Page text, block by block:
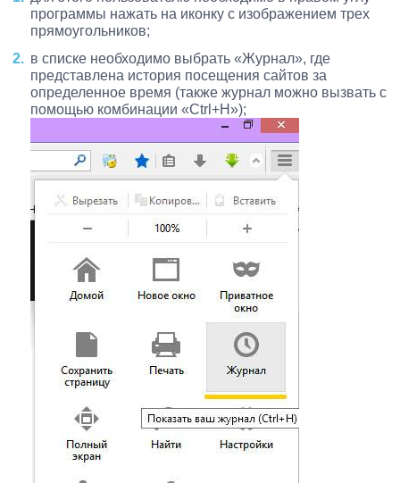
программы нажать на иконку с изображением трех
прямоугольников;
в списке необходимо выбрать «Журнал», где
представлена история посещения сайтов за
определенное время (также журнал можно вызвать с
помощью комбинации «Ctrl+H»);